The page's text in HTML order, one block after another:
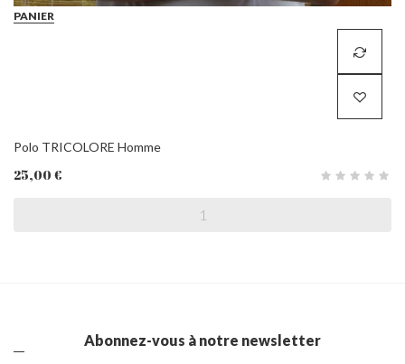
PANIER
Polo TRICOLORE Homme
25,00 €
Abonnez-vous à notre newsletter